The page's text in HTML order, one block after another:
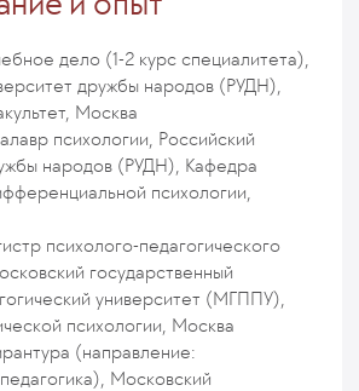
дело (1-2 курс специалитета),
дружбы народов (РУДН),
Москва
психологии, Российский
народов (РУДН), Кафедра
психологии,
психолого-педагогического
государственный
университет (МГППУ),
психологии, Москва
(направление:
Московский